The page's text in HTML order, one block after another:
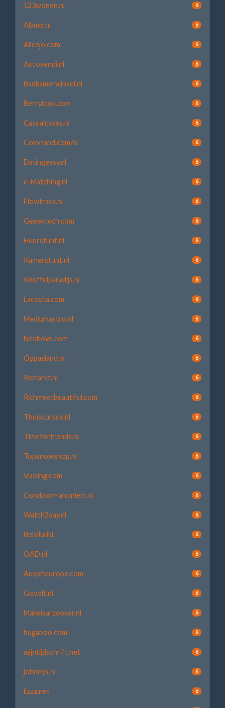
123wonen.nl 6
Alamo.nl 6
Alicejo.com 6
Autovendi.nl 6
Badkamerwinkel.nl 6
Berrylook.com 6
Casualcases.nl 6
Colorland.com/nl 6
Datingeasy.nl 6
e-Matching.nl 6
Flowtrack.nl 6
Geeektech.com 6
Huurstunt.nl 6
Kamerstunt.nl 6
Knuffelparadijs.nl 6
Lacasita.com 6
Mediumastro.nl 6
Nextlove.com 6
Oppasland.nl 6
Remarkt.nl 6
Richmeetbeautiful.com 6
Thuiscursus.nl 6
Timefortrends.nl 6
Topsnowshop.nl 6
Vueling.com 6
Condoom-anoniem.nl 6
Watch2day.nl 6
Belvilla NL 6
OAD.nl 6
Auspiteurope.com 6
Govolt.nl 6
Makelaarzoeker.nl 6
bugaboo.com 6
mijntijdschrift.net 6
johnnys.nl 6
lizza.net 6